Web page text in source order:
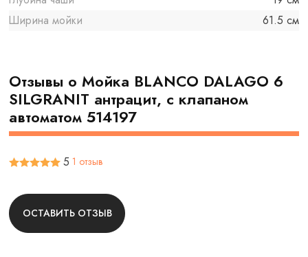
Ширина мойки
61.5 см
Отзывы о Мойка BLANCO DALAGO 6
SILGRANIT антрацит, с клапаном
автоматом 514197
5 1 отзыв
ОСТАВИТЬ ОТЗЫВ